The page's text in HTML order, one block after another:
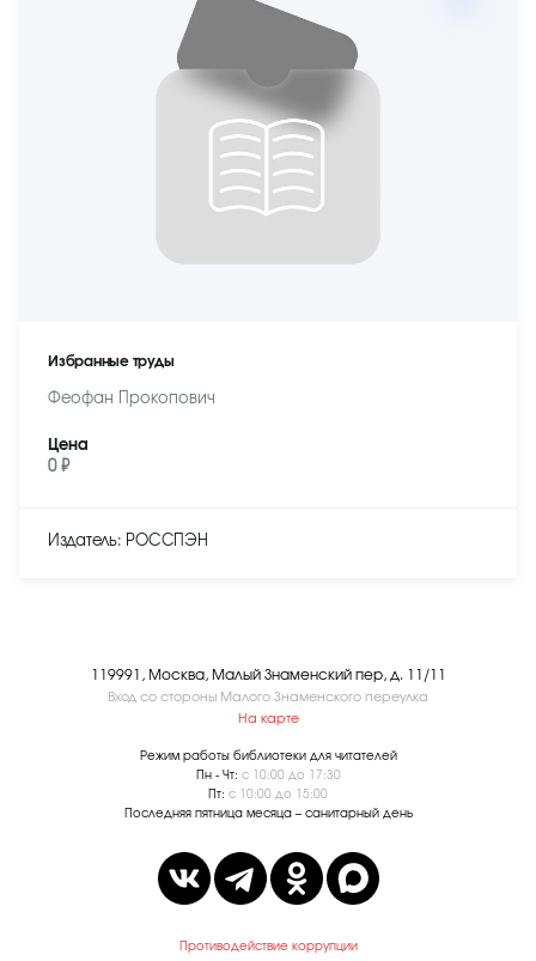
Избранные труды
Феофан Прокопович
Цена
0 ₽
Издатель: РОССПЭН
119991, Москва, Малый Знаменский пер, д. 11/11
Вход со стороны Малого Знаменского переулка
На карте
Режим работы библиотеки для читателей
Пн - Чт: с 10:00 до 17:30
Пт: с 10:00 до 15:00
Последняя пятница месяца – санитарный день
Противодействие коррупции